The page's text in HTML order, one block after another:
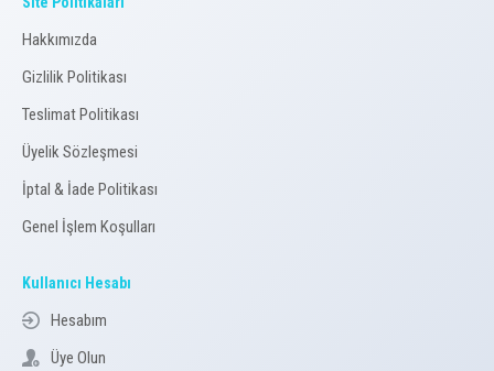
Hakkımızda
Gizlilik Politikası
Teslimat Politikası
Üyelik Sözleşmesi
İptal & İade Politikası
Genel İşlem Koşulları
Kullanıcı Hesabı
Hesabım
Üye Olun